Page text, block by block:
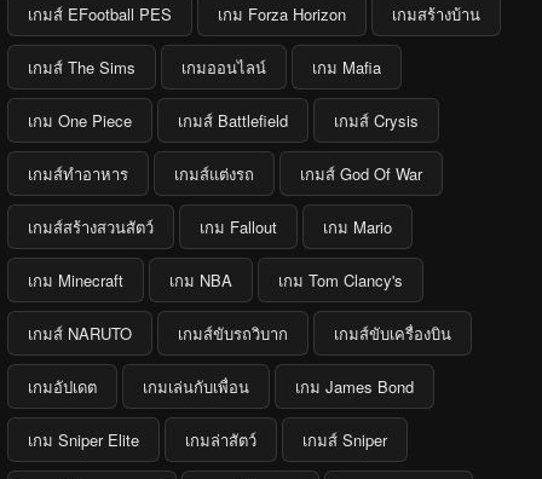
เกมส์ EFootball PES เกม Forza Horizon เกมสร้างบ้าน
เกมส์ The Sims เกมออนไลน์ เกม Mafia
เกม One Piece เกมส์ Battlefield เกมส์ Crysis
เกมส์ทำอาหาร เกมส์แต่งรถ เกมส์ God Of War
เกมส์สร้างสวนสัตว์ เกม Fallout เกม Mario
เกม Minecraft เกม NBA เกม Tom Clancy's
เกมส์ NARUTO เกมส์ขับรถวิบาก เกมส์ขับเครื่องบิน
เกมอัปเดต เกมเล่นกับเพื่อน เกม James Bond
เกม Sniper Elite เกมล่าสัตว์ เกมส์ Sniper